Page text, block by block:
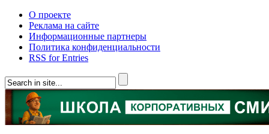
О проекте
Реклама на сайте
Информационные партнеры
Политика конфиденциальности
RSS for Entries